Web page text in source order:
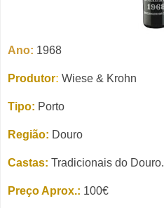
Ano: 1968
Produtor: Wiese & Krohn
Tipo: Porto
Região: Douro
Castas: Tradicionais do Douro.
Preço Aprox.: 100€